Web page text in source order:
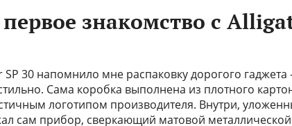
знакомство с
30 напомнило мне распаковку дорогого гаджета
Сама коробка выполнена из плотного
логотипом производителя. Внутри,
сам прибор, сверкающий матовой металлической